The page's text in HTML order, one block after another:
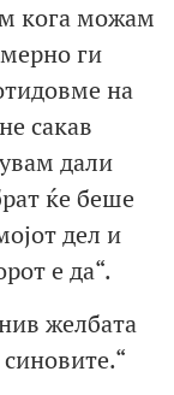
кога можам
ги
на
сакав
дали
ќе беше
дел и
е да“.
желбата